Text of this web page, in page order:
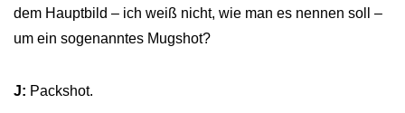
dem Hauptbild – ich weiß nicht, wie man es nennen soll –
um ein sogenanntes Mugshot?
J: Packshot.